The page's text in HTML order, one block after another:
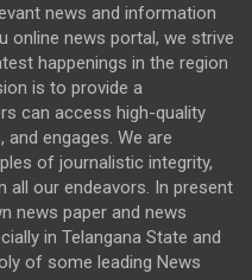
news and information
online news portal, we strive
happenings in the region
is to provide a
can access high-quality
engages. We are
of journalistic integrity,
all our endeavors. In present
news paper and news
in Telangana State and
of some leading News